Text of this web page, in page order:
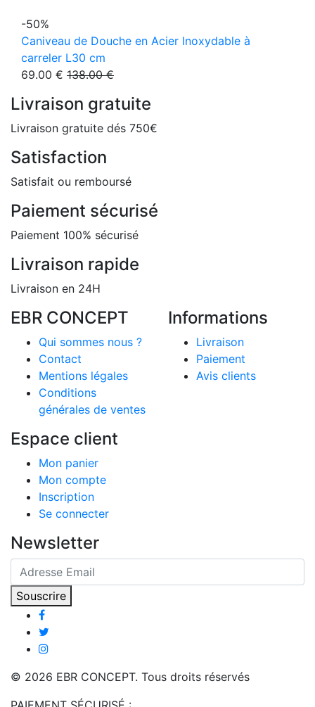
-50%
Caniveau de Douche en Acier Inoxydable à
carreler L30 cm
69.00 € 138.00 €
Livraison gratuite
Livraison gratuite dés 750€
Satisfaction
Satisfait ou remboursé
Paiement sécurisé
Paiement 100% sécurisé
Livraison rapide
Livraison en 24H
EBR CONCEPT
Qui sommes nous ?
Contact
Mentions légales
Conditions
générales de ventes
Informations
Livraison
Paiement
Avis clients
Espace client
Mon panier
Mon compte
Inscription
Se connecter
Newsletter
Souscrire
© 2026 EBR CONCEPT. Tous droits réservés